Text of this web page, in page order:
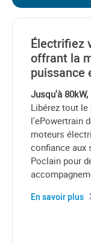
Électrifiez
offrant la
puissance
Jusqu'à
Libérez tout
l'ePowertrain
moteurs
confiance aux
Poclain pour
En savoir plus